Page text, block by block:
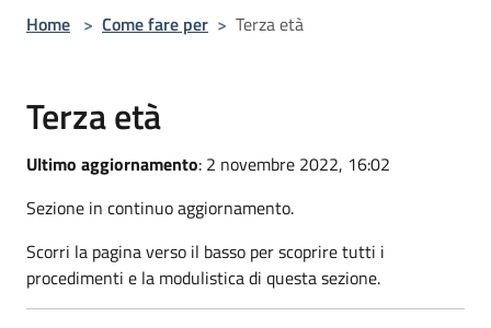
Home > Come fare per > Terza età
Terza età
Ultimo aggiornamento: 2 novembre 2022, 16:02
Sezione in continuo aggiornamento.
Scorri la pagina verso il basso per scoprire tutti i
procedimenti e la modulistica di questa sezione.